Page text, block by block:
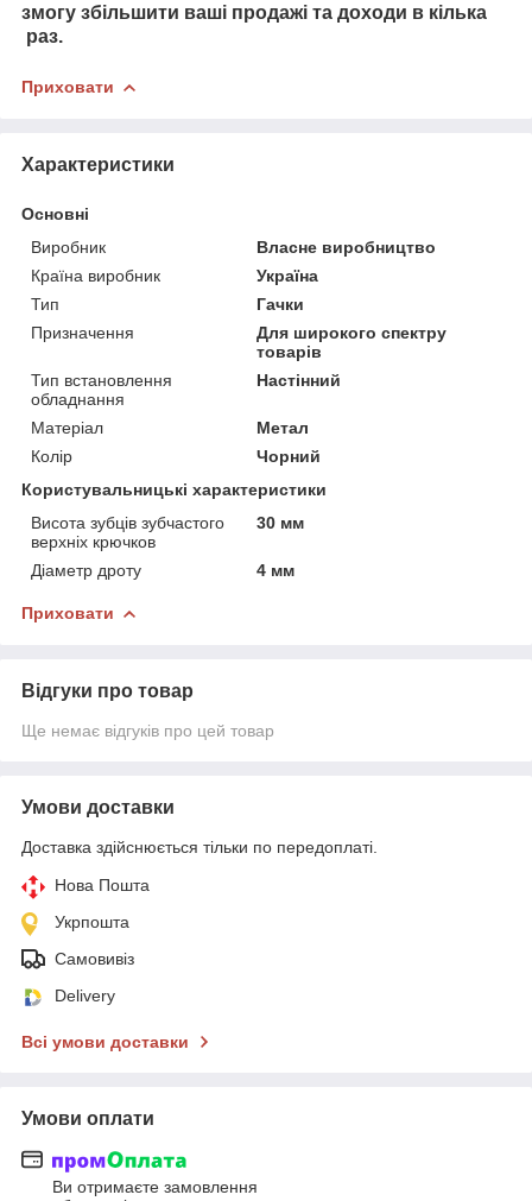
змогу збільшити ваші продажі та доходи в кілька
раз.
Приховати
Характеристики
Основні
Виробник
Власне виробництво
Країна виробник
Україна
Тип
Гачки
Призначення
Для широкого спектру
товарів
Тип встановлення
обладнання
Настінний
Матеріал
Метал
Колір
Чорний
Користувальницькі характеристики
Висота зубців зубчастого
верхніх крючков
30 мм
Діаметр дроту 4 мм
Приховати
Відгуки про товар
Ще немає відгуків про цей товар
Умови доставки
Доставка здійснюється тільки по передоплаті.
Нова Пошта
Укрпошта
Самовивіз
Delivery
Всі умови доставки
Умови оплати
Ви отримаєте замовлення